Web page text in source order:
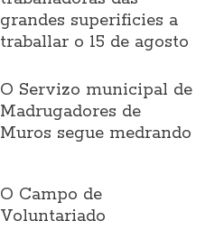
grandes superificies a
traballar o 15 de agosto
O Servizo municipal de
Madrugadores de
Muros segue medrando
O Campo de
Voluntariado